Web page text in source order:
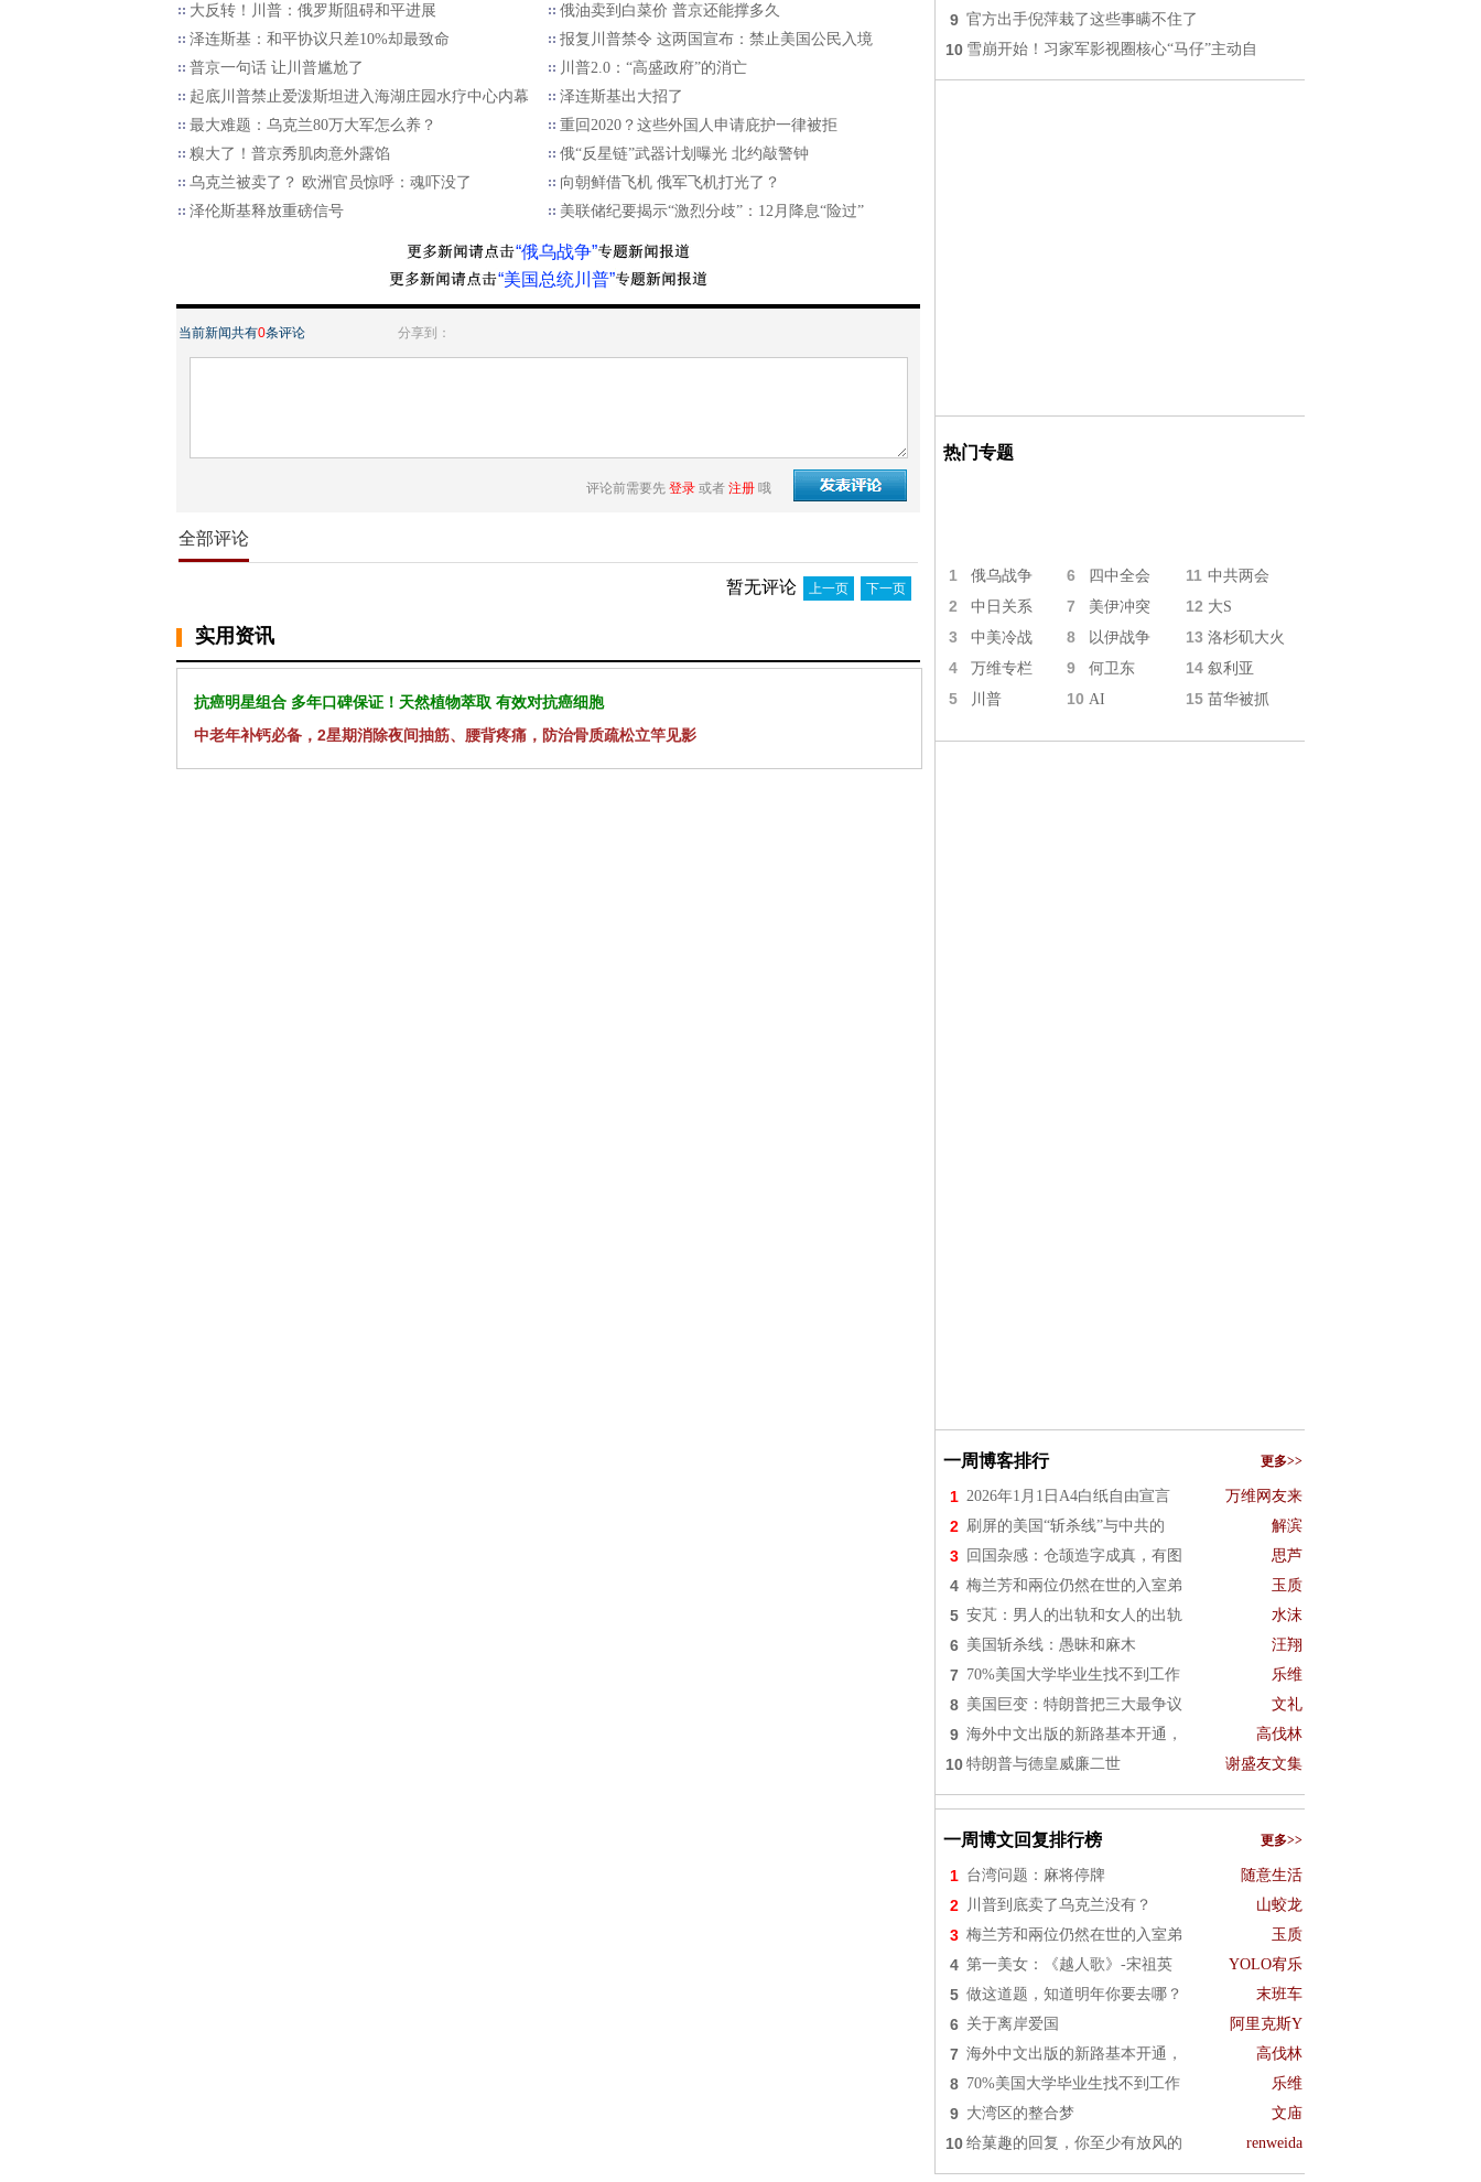
大反转！川普：俄罗斯阻碍和平进展
俄油卖到白菜价 普京还能撑多久
泽连斯基：和平协议只差10%却最致命
报复川普禁令 这两国宣布：禁止美国公民入境
普京一句话 让川普尴尬了
川普2.0：“高盛政府”的消亡
起底川普禁止爱泼斯坦进入海湖庄园水疗中心内幕
泽连斯基出大招了
最大难题：乌克兰80万大军怎么养？
重回2020？这些外国人申请庇护一律被拒
糗大了！普京秀肌肉意外露馅
俄“反星链”武器计划曝光 北约敲警钟
乌克兰被卖了？ 欧洲官员惊呼：魂吓没了
向朝鲜借飞机 俄军飞机打光了？
泽伦斯基释放重磅信号
美联储纪要揭示“激烈分歧”：12月降息“险过”
“俄乌战争”
“美国总统川普”
当前新闻共有0条评论 分享到：
评论前需要先 登录 或者 注册 哦
全部评论
暂无评论 上一页 下一页
实用资讯
抗癌明星组合 多年口碑保证！天然植物萃取 有效对抗癌细胞
中老年补钙必备，2星期消除夜间抽筋、腰背疼痛，防治骨质疏松立竿见影
9 官方出手倪萍栽了这些事瞒不住了
10 雪崩开始！习家军影视圈核心“马仔”主动自
热门专题
1 俄乌战争 6 四中全会 11 中共两会
2 中日关系 7 美伊冲突 12 大S
3 中美冷战 8 以伊战争 13 洛杉矶大火
4 万维专栏 9 何卫东 14 叙利亚
5 川普 10 AI 15 苗华被抓
一周博客排行 更多>>
1 2026年1月1日A4白纸自由宣言 万维网友来
2 刷屏的美国“斩杀线”与中共的 解滨
3 回国杂感：仓颉造字成真，有图 思芦
4 梅兰芳和兩位仍然在世的入室弟 玉质
5 安芃：男人的出轨和女人的出轨 水沫
6 美国斩杀线：愚昧和麻木 汪翔
7 70%美国大学毕业生找不到工作 乐维
8 美国巨变：特朗普把三大最争议 文礼
9 海外中文出版的新路基本开通， 高伐林
10 特朗普与德皇威廉二世 谢盛友文集
一周博文回复排行榜 更多>>
1 台湾问题：麻将停牌 随意生活
2 川普到底卖了乌克兰没有？ 山蛟龙
3 梅兰芳和兩位仍然在世的入室弟 玉质
4 第一美女：《越人歌》-宋祖英 YOLO宥乐
5 做这道题，知道明年你要去哪？ 末班车
6 关于离岸爱国 阿里克斯Y
7 海外中文出版的新路基本开通， 高伐林
8 70%美国大学毕业生找不到工作 乐维
9 大湾区的整合梦 文庙
10 给菓趣的回复，你至少有放风的 renweida